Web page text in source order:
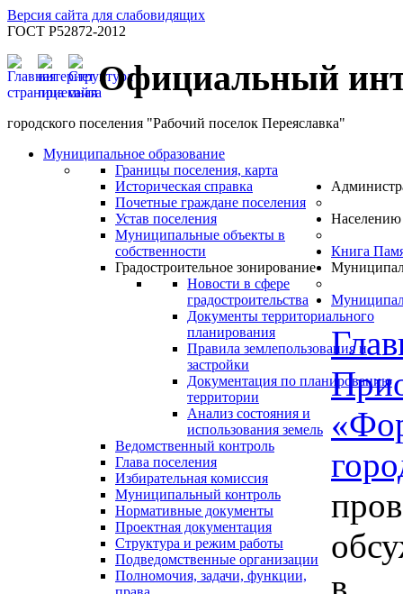
Версия сайта для слабовидящих
ГОСТ Р52872-2012
Официальный
городского поселения "Рабочий поселок Переяславка"
Муниципальное образование
Границы поселения, карта
Историческая справка
Почетные граждане поселения
Устав поселения
Муниципальные объекты в
собственности
Градостроительное зонирование
Новости в сфере
градостроительства
Документы территориального
планирования
Правила землепользования и
застройки
Документация по планированию
территории
Анализ состояния и
использования земель
Ведомственный контроль
Глава поселения
Избирательная комиссия
Муниципальный контроль
Нормативные документы
Проектная документация
Структура и режим работы
Подведомственные организации
Полномочия, задачи, функции,
Населению
Книга